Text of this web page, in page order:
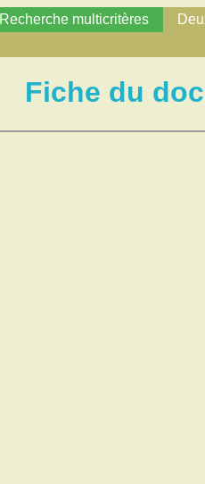
Recherche multicritères
Fiche du